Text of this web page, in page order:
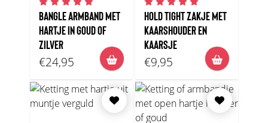
BANGLE ARMBAND MET
HARTJE IN GOUD OF
ZILVER
€24,95
HOLD TIGHT ZAKJE MET
KAARSHOUDER EN
KAARSJE
€9,95